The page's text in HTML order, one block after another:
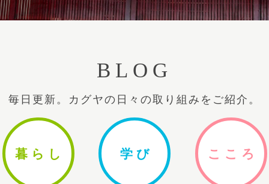
BLOG
毎日更新。カグヤの日々の取り組みをご紹介。
暮ら し 学 び ここ ろ